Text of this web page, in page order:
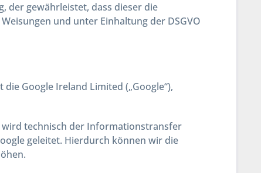
der gewährleistet, dass dieser die
und unter Einhaltung der DSGVO
Google Ireland Limited („Google“),
wird technisch der Informationstransfer
geleitet. Hierdurch können wir die